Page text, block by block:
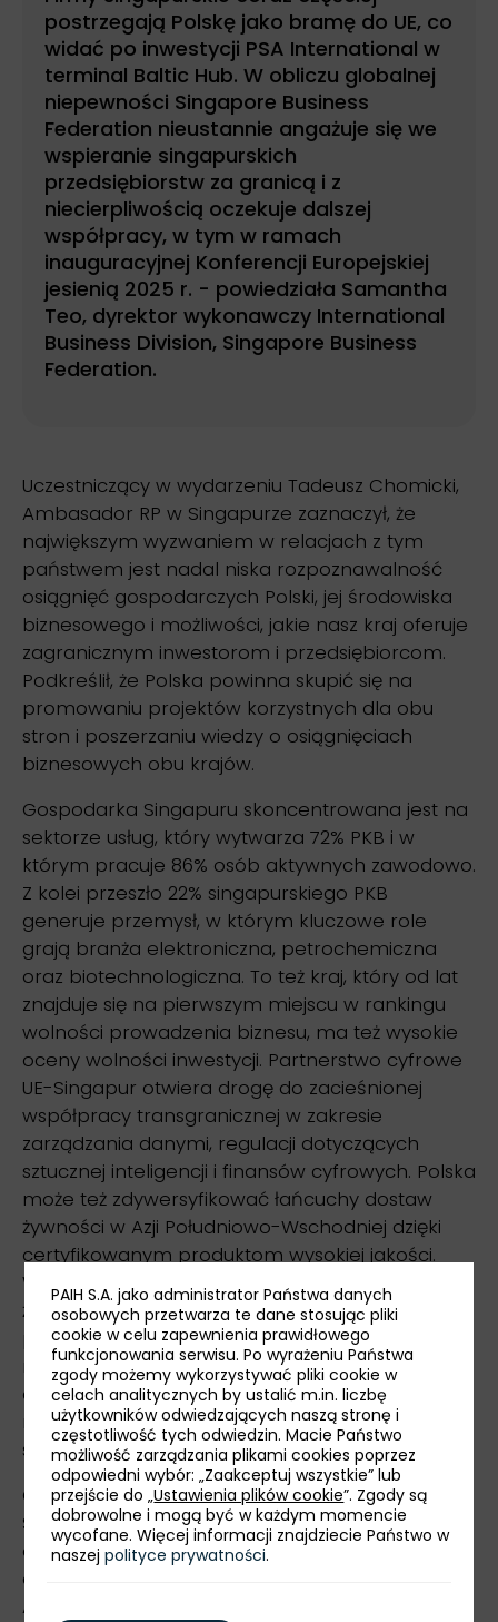
postrzegają Polskę jako bramę do UE, co
widać po inwestycji PSA International w
terminal Baltic Hub. W obliczu globalnej
niepewności Singapore Business
Federation nieustannie angażuje się we
wspieranie singapurskich
przedsiębiorstw za granicą i z
niecierpliwością oczekuje dalszej
współpracy, w tym w ramach
inauguracyjnej Konferencji Europejskiej
jesienią 2025 r. - powiedziała Samantha
Teo, dyrektor wykonawczy International
Business Division, Singapore Business
Federation.
Uczestniczący w wydarzeniu Tadeusz Chomicki,
Ambasador RP w Singapurze zaznaczył, że
największym wyzwaniem w relacjach z tym
państwem jest nadal niska rozpoznawalność
osiągnięć gospodarczych Polski, jej środowiska
biznesowego i możliwości, jakie nasz kraj oferuje
zagranicznym inwestorom i przedsiębiorcom.
Podkreślił, że Polska powinna skupić się na
promowaniu projektów korzystnych dla obu
stron i poszerzaniu wiedzy o osiągnięciach
biznesowych obu krajów.
Gospodarka Singapuru skoncentrowana jest na
sektorze usług, który wytwarza 72% PKB i w
którym pracuje 86% osób aktywnych zawodowo.
Z kolei przeszło 22% singapurskiego PKB
generuje przemysł, w którym kluczowe role
grają branża elektroniczna, petrochemiczna
oraz biotechnologiczna. To też kraj, który od lat
znajduje się na pierwszym miejscu w rankingu
wolności prowadzenia biznesu, ma też wysokie
oceny wolności inwestycji. Partnerstwo cyfrowe
UE-Singapur otwiera drogę do zacieśnionej
współpracy transgranicznej w zakresie
zarządzania danymi, regulacji dotyczących
sztucznej inteligencji i finansów cyfrowych. Polska
może też zdywersyfikować łańcuchy dostaw
żywności w Azji Południowo-Wschodniej dzięki
certyfikowanym produktom wysokiej jakości.
Warto podkreślić, że Singapur importuje aż 90%
żywności, mając ambicję wzrostu lokalnej
produkcji do 30% w roku 2030, obejmując
rolnictwo miejskie, uprawy hydroponiczne i
akwakulturę. Singapur kładzie duży nacisk na
rozwój branży półprzewodników, AI, fotoniki oraz
systemów autonomicznych.
Organizatorami Forum były Ambasada RP w
Singapurze, Polska Agencja Inwestycji i Handlu
oraz Singapore Business Federation. Wydarzenie
odbyło się przy okazji wizyty Prezydenta RP
Andrzeja Dudy.
PAIH S.A. jako administrator Państwa danych
osobowych przetwarza te dane stosując pliki
cookie w celu zapewnienia prawidłowego
funkcjonowania serwisu. Po wyrażeniu Państwa
zgody możemy wykorzystywać pliki cookie w
celach analitycznych by ustalić m.in. liczbę
użytkowników odwiedzających naszą stronę i
częstotliwość tych odwiedzin. Macie Państwo
możliwość zarządzania plikami cookies poprzez
odpowiedni wybór: „Zaakceptuj wszystkie” lub
przejście do „Ustawienia plików cookie”. Zgody są
dobrowolne i mogą być w każdym momencie
wycofane. Więcej informacji znajdziecie Państwo w
naszejpolityce prywatności.